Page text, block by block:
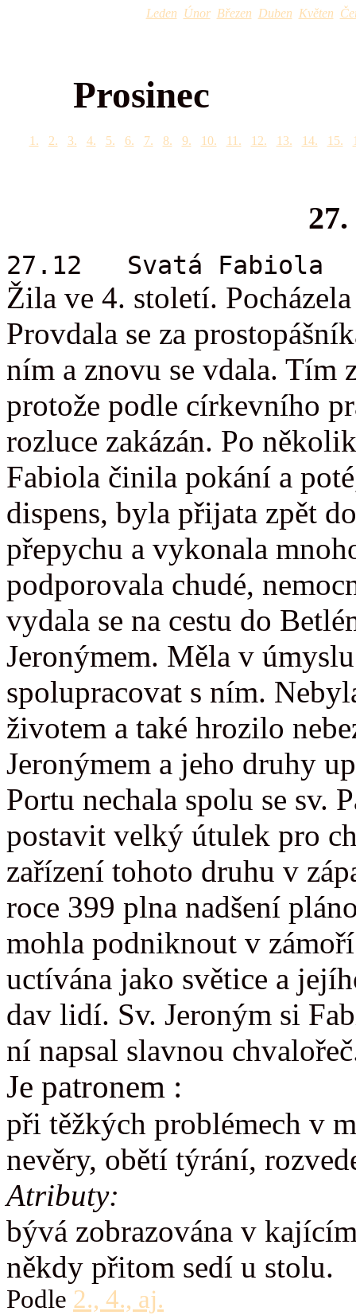
Leden Únor Březen Duben Květen
Prosinec
1. 2. 3. 4. 5. 6. 7. 8. 9. 10. 11. 12. 13. 14. 15.
27.12 Svatá Fabiola
Žila ve 4. století.
Provdala se za
ním a znovu se vdala.
protože podle církevního
rozluce zakázán. Po
Fabiola činila pokání a
dispens, byla přijata zpět
přepychu a vykonala
podporovala chudé,
vydala se na cestu do
Jeronýmem. Měla v
spolupracovat s ním.
životem a také hrozilo
Jeronýmem a jeho druhy
Portu nechala spolu se sv.
postavit velký útulek pro
zařízení tohoto druhu v
roce 399 plna nadšení
mohla podniknout v
uctívána jako světice a
dav lidí. Sv. Jeroným si
ní napsal slavnou
Je patronem :
při těžkých problémech v
nevěry, obětí týrání,
Atributy:
bývá zobrazována v
někdy přitom sedí u stolu.
Podle 2., 4., aj.